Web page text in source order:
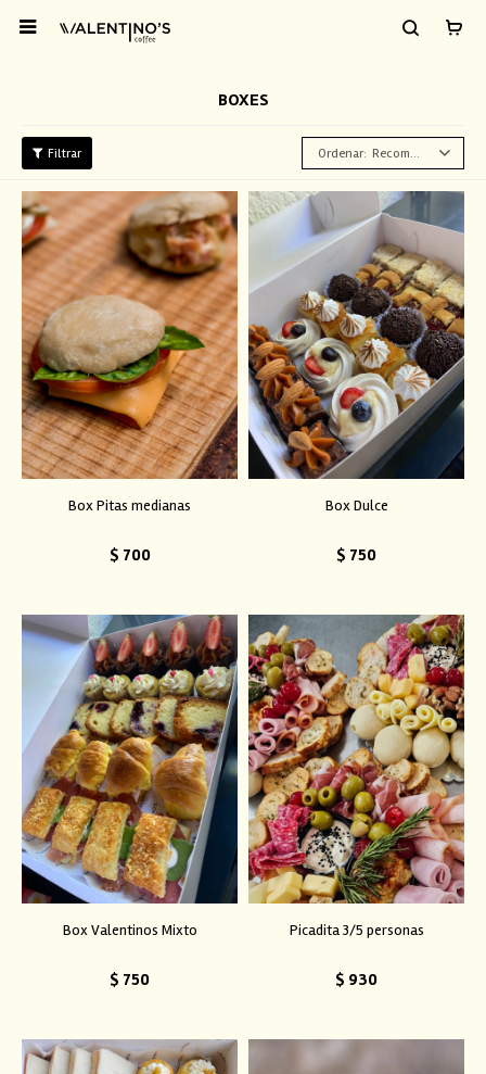

BOXES
Recomendados
Box Pitas medianas
$ 700
Box Dulce
$ 750
Box Valentinos Mixto
$ 750
Picadita 3/5 personas
$ 930